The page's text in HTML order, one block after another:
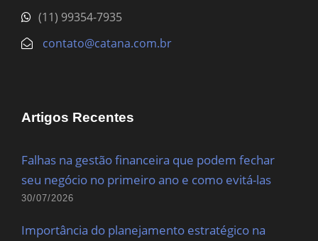
(11) 99354-7935
contato@catana.com.br
Artigos Recentes
Falhas na gestão financeira que podem fechar
seu negócio no primeiro ano e como evitá-las
30/07/2026
Importância do planejamento estratégico na